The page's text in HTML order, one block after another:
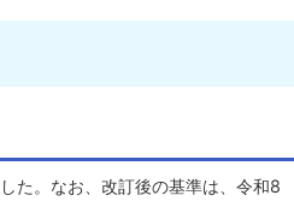
た。なお、改訂後の基準は、令和8